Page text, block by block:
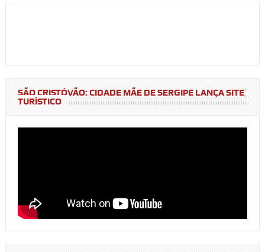
SÃO CRISTÓVÃO: CIDADE MÃE DE SERGIPE LANÇA SITE
TURÍSTICO